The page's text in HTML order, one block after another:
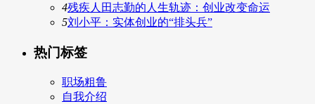
4残疾人田志勤的人生轨迹：创业改变命运
5刘小平：实体创业的“排头兵”
热门标签
职场粗鲁
自我介绍